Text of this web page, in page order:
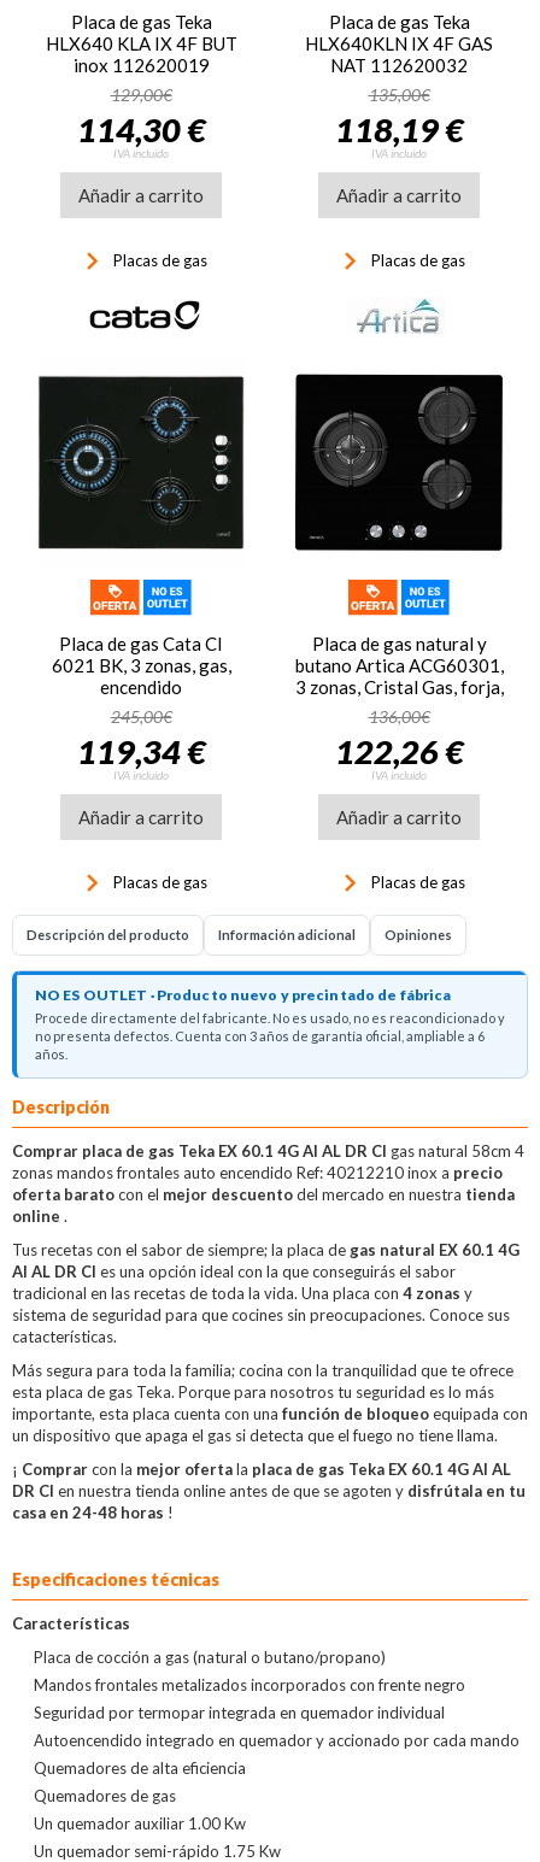
Placa de gas Teka
HLX640 KLA IX 4F BUT
inox 112620019
129,00€
114,30 €
IVA incluido
Añadir a carrito
keyboard_arrow_right Placas de gas
Placa de gas Teka
HLX640KLN IX 4F GAS
NAT 112620032
135,00€
118,19 €
IVA incluido
Añadir a carrito
keyboard_arrow_right Placas de gas
Placa de gas Cata CI
6021 BK, 3 zonas, gas,
encendido
eléctrico, cristal gas,
negro
245,00€
119,34 €
IVA incluido
Añadir a carrito
keyboard_arrow_right Placas de gas
Placa de gas natural y
butano Artica ACG60301,
3 zonas, Cristal Gas, forja,
Wok
136,00€
122,26 €
IVA incluido
Añadir a carrito
keyboard_arrow_right Placas de gas
Descripción del producto Información adicional Opiniones
NO ES OUTLET · Producto nuevo y precintado de fábrica
Procede directamente del fabricante. No es usado, no es reacondicionado y
no presenta defectos. Cuenta con 3 años de garantía oficial, ampliable a 6
años.
Descripción
Comprar placa de gas Teka EX 60.1 4G AI AL DR CI gas natural 58cm 4
zonas mandos frontales auto encendido Ref: 40212210 inox a precio
oferta baratocon el mejor descuentodel mercado en nuestra tienda
online .
Tus recetas con el sabor de siempre; la placa de gas natural EX 60.1 4G
AI AL DR CI es una opción ideal con la que conseguirás el sabor
tradicional en las recetas de toda la vida. Una placa con 4 zonas y
sistema de seguridad para que cocines sin preocupaciones. Conoce sus
catacterísticas.
Más segura para toda la familia; cocina con la tranquilidad que te ofrece
esta placa de gas Teka. Porque para nosotros tu seguridad es lo más
importante, esta placa cuenta con una función de bloqueoequipada con
un dispositivo que apaga el gas si detecta que el fuego no tiene llama.
¡ Comprarcon la mejor ofertala placa de gas Teka EX 60.1 4G AI AL
DR CI en nuestra tienda online antes de que se agoten y disfrútala en tu
casa en 24-48 horas !
Especificaciones técnicas
Características
Placa de cocción a gas (natural o butano/propano)
Mandos frontales metalizados incorporados con frente negro
Seguridad por termopar integrada en quemador individual
Autoencendido integrado en quemador y accionado por cada mando
Quemadores de alta eficiencia
Quemadores de gas
Un quemador auxiliar 1.00 Kw
Un quemador semi-rápido 1.75 Kw